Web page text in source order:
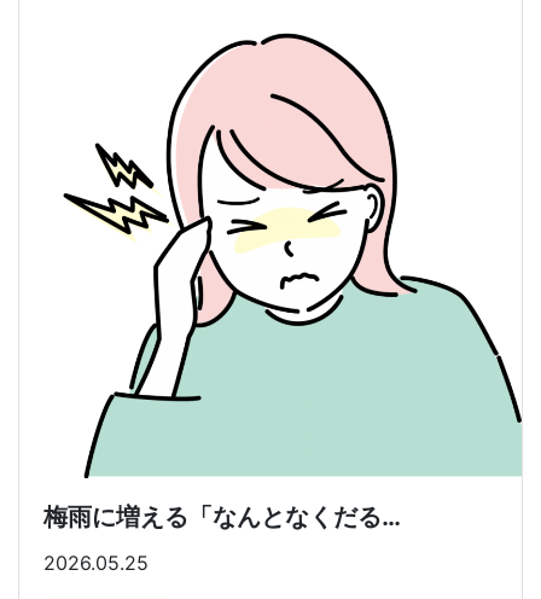
梅雨に増える「なんとなくだる…
2026.05.25